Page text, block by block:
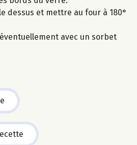
dessus et mettre au four à 180°
avec un sorbet